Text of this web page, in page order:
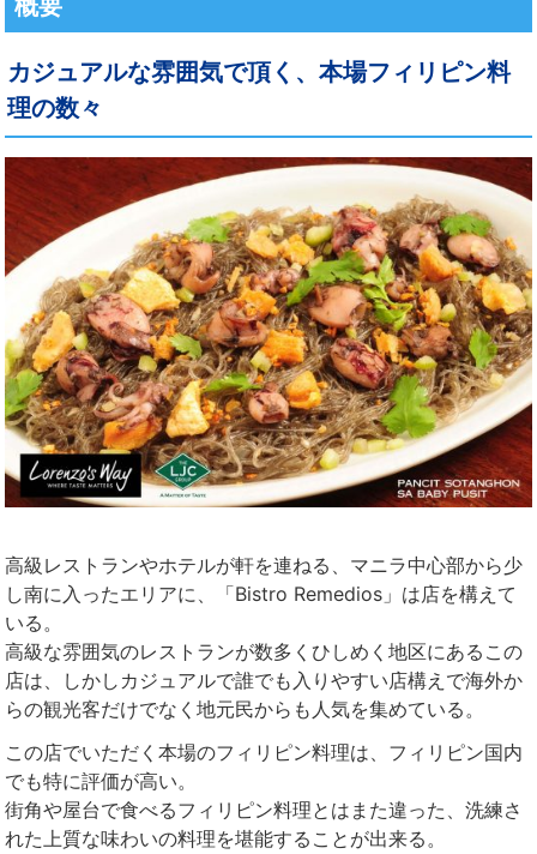
概要
カジュアルな雰囲気で頂く、本場フィリピン料
理の数々
高級レストランやホテルが軒を連ねる、マニラ中心部から少
し南に入ったエリアに、「Bistro Remedios」は店を構えて
いる。
高級な雰囲気のレストランが数多くひしめく地区にあるこの
店は、しかしカジュアルで誰でも入りやすい店構えで海外か
らの観光客だけでなく地元民からも人気を集めている。
この店でいただく本場のフィリピン料理は、フィリピン国内
でも特に評価が高い。
街角や屋台で食べるフィリピン料理とはまた違った、洗練さ
れた上質な味わいの料理を堪能することが出来る。